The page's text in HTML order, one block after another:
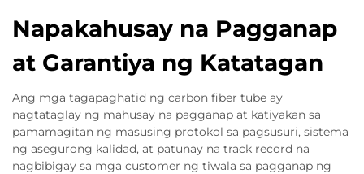
Napakahusay na Pagganap
at Garantiya ng Katatagan
Ang mga tagapaghatid ng carbon fiber tube ay
nagtataglay ng mahusay na pagganap at katiyakan sa
pamamagitan ng masusing protokol sa pagsusuri, sistema
ng asegurong kalidad, at patunay na track record na
nagbibigay sa mga customer ng tiwala sa pagganap ng